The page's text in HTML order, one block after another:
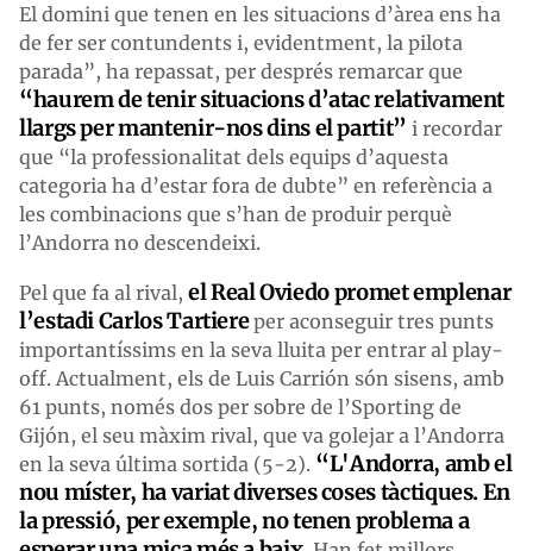
El domini que tenen en les situacions d’àrea ens ha
de fer ser contundents i, evidentment, la pilota
parada”, ha repassat, per després remarcar que
“haurem de tenir situacions d’atac relativament
llargs per mantenir-nos dins el partit” i recordar
que “la professionalitat dels equips d’aquesta
categoria ha d’estar fora de dubte” en referència a
les combinacions que s’han de produir perquè
l’Andorra no descendeixi.
Pel que fa al rival, el Real Oviedo promet emplenar
l’estadi Carlos Tartiereper aconseguir tres punts
importantíssims en la seva lluita per entrar al play-
off. Actualment, els de Luis Carrión són sisens, amb
61 punts, només dos per sobre de l’Sporting de
Gijón, el seu màxim rival, que va golejar a l’Andorra
en la seva última sortida (5-2). “L'Andorra, amb el
nou míster, ha variat diverses coses tàctiques. En
la pressió, per exemple, no tenen problema a